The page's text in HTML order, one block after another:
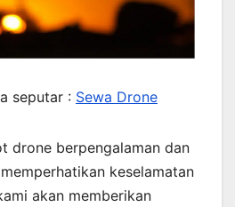
seputar : Sewa Drone
drone berpengalaman dan
keselamatan
akan memberikan